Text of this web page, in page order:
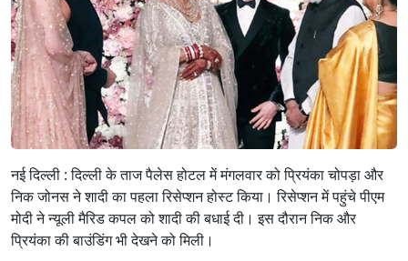
नई दिल्ली : दिल्ली के ताज पैलेस होटल में मंगलवार को प्रियंका चोपड़ा और
निक जोनस ने शादी का पहला रिसेप्शन होस्ट किया। रिसेप्शन में पहुंचे पीएम
मोदी ने न्यूली मैरिड कपल को शादी की बधाई दी। इस दौरान निक और
प्रियंका की बाउंडिंग भी देखने को मिली।